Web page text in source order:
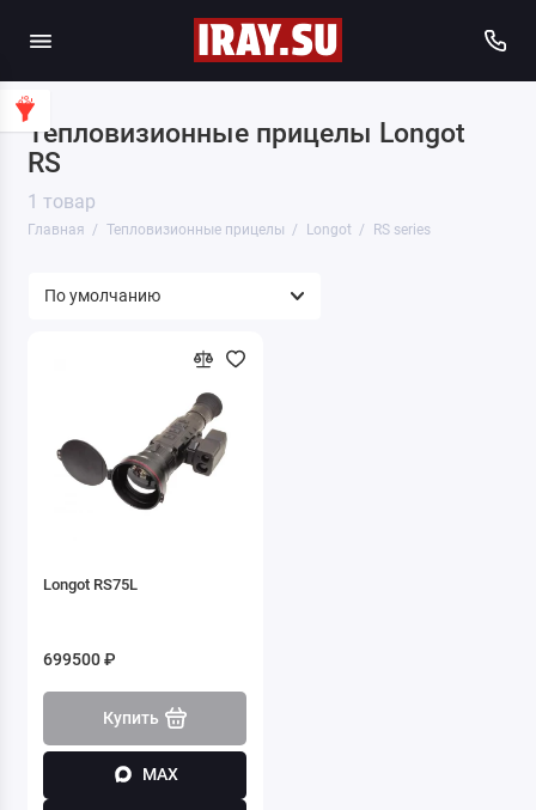
Тепловизионные прицелы Longot
RS
1 товар
Главная Тепловизионные прицелы Longot RS series
Longot RS75L
699500 ₽
Купить
MAX